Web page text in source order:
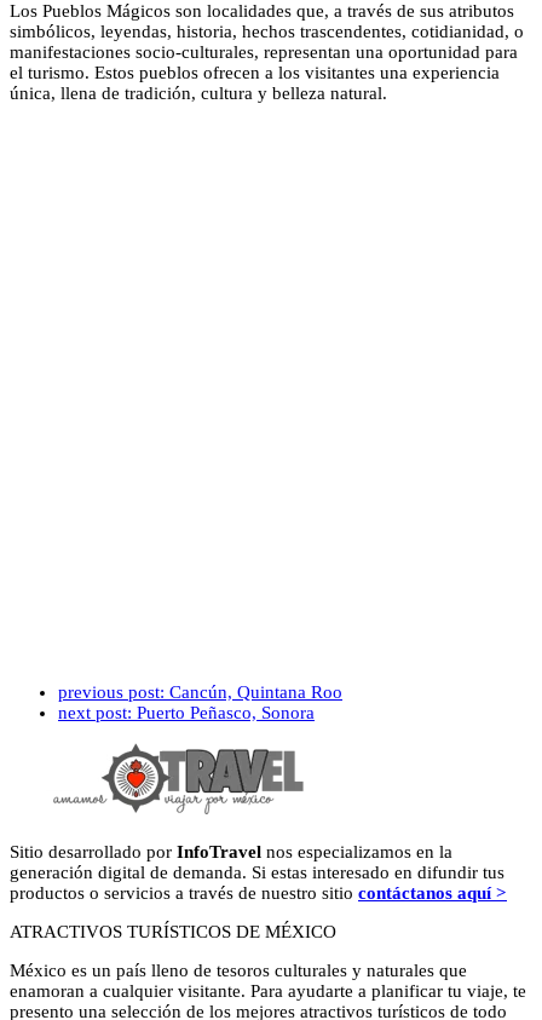
Los Pueblos Mágicos son localidades que, a través de sus atributos
simbólicos, leyendas, historia, hechos trascendentes, cotidianidad, o
manifestaciones socio-culturales, representan una oportunidad para
el turismo. Estos pueblos ofrecen a los visitantes una experiencia
única, llena de tradición, cultura y belleza natural.
previous post: Cancún, Quintana Roo
next post: Puerto Peñasco, Sonora
Sitio desarrollado por InfoTravel nos especializamos en la
generación digital de demanda. Si estas interesado en difundir tus
productos o servicios a través de nuestro sitio contáctanos aquí >
ATRACTIVOS TURÍSTICOS DE MÉXICO
México es un país lleno de tesoros culturales y naturales que
enamoran a cualquier visitante. Para ayudarte a planificar tu viaje, te
presento una selección de los mejores atractivos turísticos de todo